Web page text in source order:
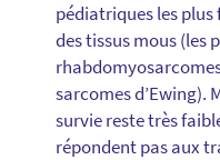
pédiatriques les plus
des tissus mous (les
sarcomes d’Ewing).
survie reste très
répondent pas aux